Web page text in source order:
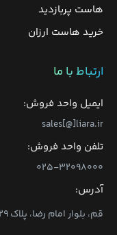
هاست پربازدید
خرید هاست ارزان
ارتباط با ما
ایمیل واحد فروش:
sales[@]liara.ir
تلفن واحد فروش:
۰۲۵-۳۲۰۹۸۰۰۰
آدرس:
قم، بلوار امام رضا، پلاک ۲۹، ساختمان امام رضا، طبقه ۳، واحد ۷